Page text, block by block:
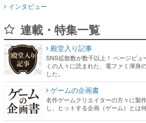
インタビュー
連載・特集一覧
殿堂入り記事
SNS拡散数が数千以上！ ページビュ
くの人々に読まれた、電ファミ渾身
した。
ゲームの企画書
名作ゲームクリエイターの方々に製
し、ヒットする企画（ゲーム）とは